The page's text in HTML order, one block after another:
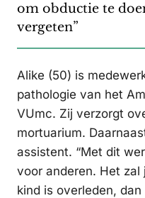
om obductie te
vergeten”
Alike (50) is
pathologie van het
VUmc. Zij verzorgt
mortuarium.
assistent. “Met dit
voor anderen. Het zal
kind is overleden,